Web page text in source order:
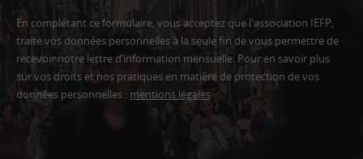
En complétant ce formulaire, vous acceptez que l'association IEFP,
traite vos données personnelles à la seule fin de vous permettre de
recevoir notre lettre d’information mensuelle. Pour en savoir plus
sur vos droits et nos pratiques en matière de protection de vos
données personnelles : mentions légales